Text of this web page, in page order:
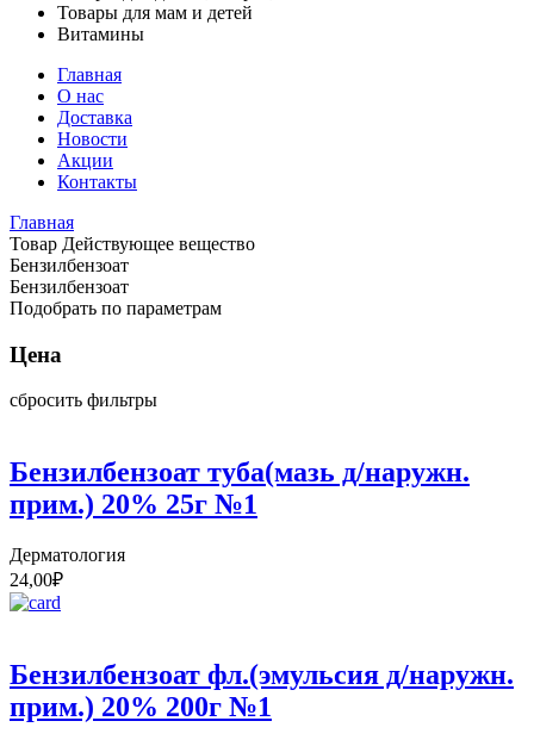
Товары для мам и детей
Витамины
Главная
О нас
Доставка
Новости
Акции
Контакты
Главная
Товар Действующее вещество
Бензилбензоат
Бензилбензоат
Подобрать по параметрам
Цена
сбросить фильтры
Бензилбензоат туба(мазь д/наружн.
прим.) 20% 25г №1
Дерматология
24,00₽
Бензилбензоат фл.(эмульсия д/наружн.
прим.) 20% 200г №1